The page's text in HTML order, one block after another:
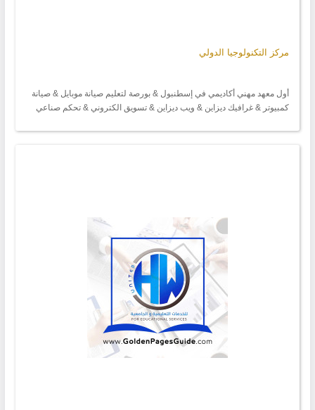
مركز التكنولوجيا الدولي
أول معهد مهني أكاديمي في إسطنبول & بورصة لتعليم صيانة موبايل & صيانة
كمبيوتر & غرافيك ديزاين & ويب ديزاين & تسويق الكتروني & تحكم صناعي